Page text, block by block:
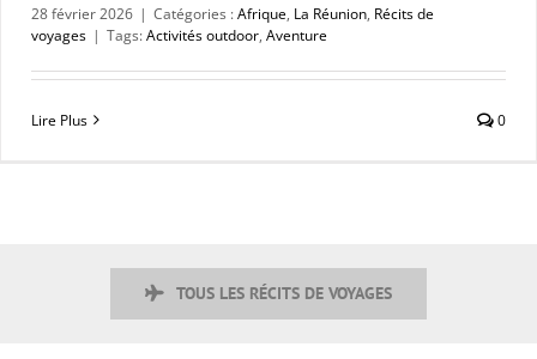
28 février 2026 | Catégories :Afrique, La Réunion, Récits de
voyages | Tags:Activités outdoor, Aventure
Lire Plus 0
TOUS LES RÉCITS DE VOYAGES